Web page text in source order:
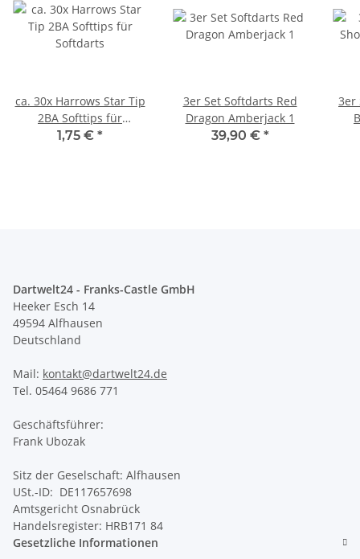
ca. 30x Harrows Star Tip
2BA Softtips für
Softdarts
1,75 € *
3er Set Softdarts Red
Dragon Amberjack 1
39,90 € *
3er
Dartwelt24 - Franks-Castle GmbH
Heeker Esch 14
49594 Alfhausen
Deutschland
Mail: kontakt@dartwelt24.de
Tel. 05464 9686 771
Geschäftsführer:
Frank Ubozak
Sitz der Geselschaft: Alfhausen
USt.-ID: DE117657698
Amtsgericht Osnabrück
Handelsregister: HRB171 84
Gesetzliche Informationen